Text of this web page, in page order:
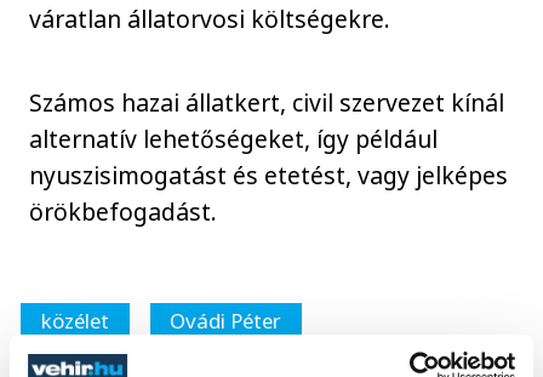
váratlan állatorvosi költségekre.
Számos hazai állatkert, civil szervezet kínál
alternatív lehetőségeket, így például
nyuszisimogatást és etetést, vagy jelképes
örökbefogadást.
közélet
Ovádi Péter